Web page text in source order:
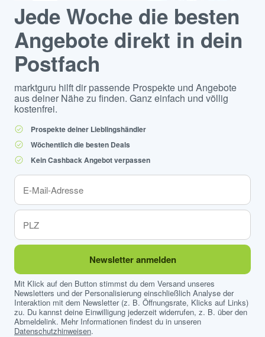
Jede Woche die besten
Angebote direkt in dein
Postfach
marktguru hilft dir passende Prospekte und Angebote
aus deiner Nähe zu finden. Ganz einfach und völlig
kostenfrei.
Prospekte deiner Lieblingshändler
Wöchentlich die besten Deals
Kein Cashback Angebot verpassen
Newsletter anmelden
Mit Klick auf den Button stimmst du dem Versand unseres
Newsletters und der Personalisierung einschließlich Analyse der
Interaktion mit dem Newsletter (z. B. Öffnungsrate, Klicks auf Links)
zu. Du kannst deine Einwilligung jederzeit widerrufen, z. B. über den
Abmeldelink. Mehr Informationen findest du in unseren
Datenschutzhinweisen.